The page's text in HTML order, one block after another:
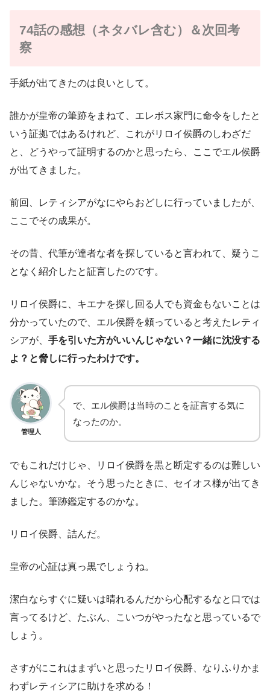
74話の感想（ネタバレ含む）＆次回考
察
手紙が出てきたのは良いとして。
誰かが皇帝の筆跡をまねて、エレボス家門に命令をしたと
いう証拠ではあるけれど、これがリロイ侯爵のしわざだ
と、どうやって証明するのかと思ったら、ここでエル侯爵
が出てきました。
前回、レティシアがなにやらおどしに行っていましたが、
ここでその成果が。
その昔、代筆が達者な者を探していると言われて、疑うこ
となく紹介したと証言したのです。
リロイ侯爵に、キエナを探し回る人でも資金もないことは
分かっていたので、エル侯爵を頼っていると考えたレティ
シアが、 手を引いた方がいいんじゃない？一緒に沈没する
よ？と脅しに行ったわけです。
管理人
で、エル侯爵は当時のことを証言する気に
なったのか。
でもこれだけじゃ、リロイ侯爵を黒と断定するのは難しい
んじゃないかな。そう思ったときに、セイオス様が出てき
ました。筆跡鑑定するのかな。
リロイ侯爵、詰んだ。
皇帝の心証は真っ黒でしょうね。
潔白ならすぐに疑いは晴れるんだから心配するなと口では
言ってるけど、たぶん、こいつがやったなと思っているで
しょう。
さすがにこれはまずいと思ったリロイ侯爵、なりふりかま
わずレティシアに助けを求める！